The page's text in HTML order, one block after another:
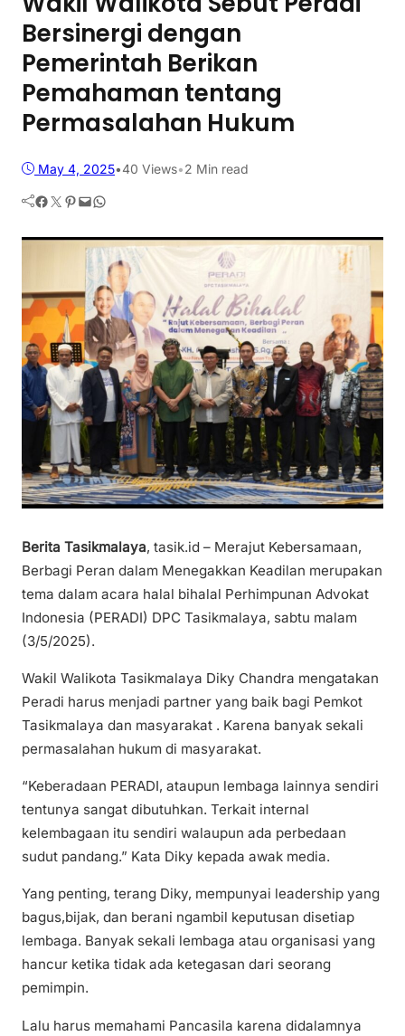
Bersinergi dengan
Pemerintah Berikan
Pemahaman tentang
Permasalahan Hukum
May 4, 2025•40 Views•2 Min read
Facebook Twitter Pinterest Mail WhatsApp
Berita Tasikmalaya, tasik.id – Merajut Kebersamaan,
Berbagi Peran dalam Menegakkan Keadilan merupakan
tema dalam acara halal bihalal Perhimpunan Advokat
Indonesia (PERADI) DPC Tasikmalaya, sabtu malam
(3/5/2025).
Wakil Walikota Tasikmalaya Diky Chandra mengatakan
Peradi harus menjadi partner yang baik bagi Pemkot
Tasikmalaya dan masyarakat . Karena banyak sekali
permasalahan hukum di masyarakat.
“Keberadaan PERADI, ataupun lembaga lainnya sendiri
tentunya sangat dibutuhkan. Terkait internal
kelembagaan itu sendiri walaupun ada perbedaan
sudut pandang.” Kata Diky kepada awak media.
Yang penting, terang Diky, mempunyai leadership yang
bagus,bijak, dan berani ngambil keputusan disetiap
lembaga. Banyak sekali lembaga atau organisasi yang
hancur ketika tidak ada ketegasan dari seorang
pemimpin.
Lalu harus memahami Pancasila karena didalamnya